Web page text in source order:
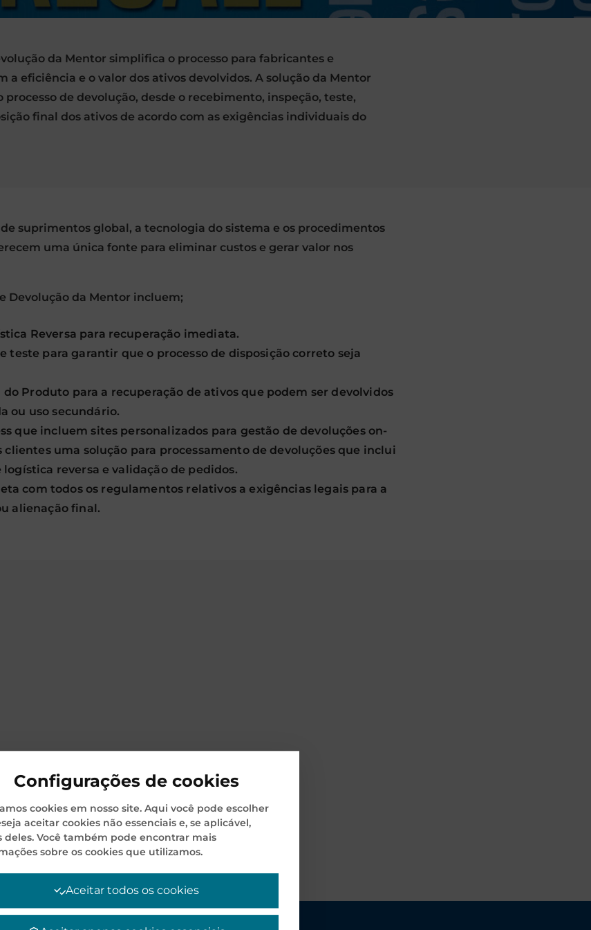
da Mentor simplifica o processo para fabricantes e
eficiência e o valor dos ativos devolvidos. A solução da Mentor
processo de devolução, desde o recebimento, inspeção, teste,
final dos ativos de acordo com as exigências individuais do
suprimentos global, a tecnologia do sistema e os procedimentos
uma única fonte para eliminar custos e gerar valor nos
Devolução da Mentor incluem;
Reversa para recuperação imediata.
teste para garantir que o processo de disposição correto seja
do Produto para a recuperação de ativos que podem ser devolvidos
ou uso secundário.
que incluem sites personalizados para gestão de devoluções on-
clientes uma solução para processamento de devoluções que inclui
reversa e validação de pedidos.
com todos os regulamentos relativos a exigências legais para a
alienação final.
Configurações de cookies
cookies em nosso site. Aqui você pode escolher
aceitar cookies não essenciais e, se aplicável,
deles. Você também pode encontrar mais
sobre os cookies que utilizamos.
Aceitar todos os cookies